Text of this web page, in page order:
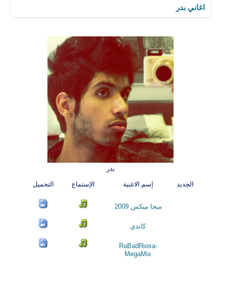
اغاني بدر
بدر
الجديد إسم الاغنية الإستماع التحميل
ميجا ميكس 2009
كاندي
RaBadRiosa-
MegaMix